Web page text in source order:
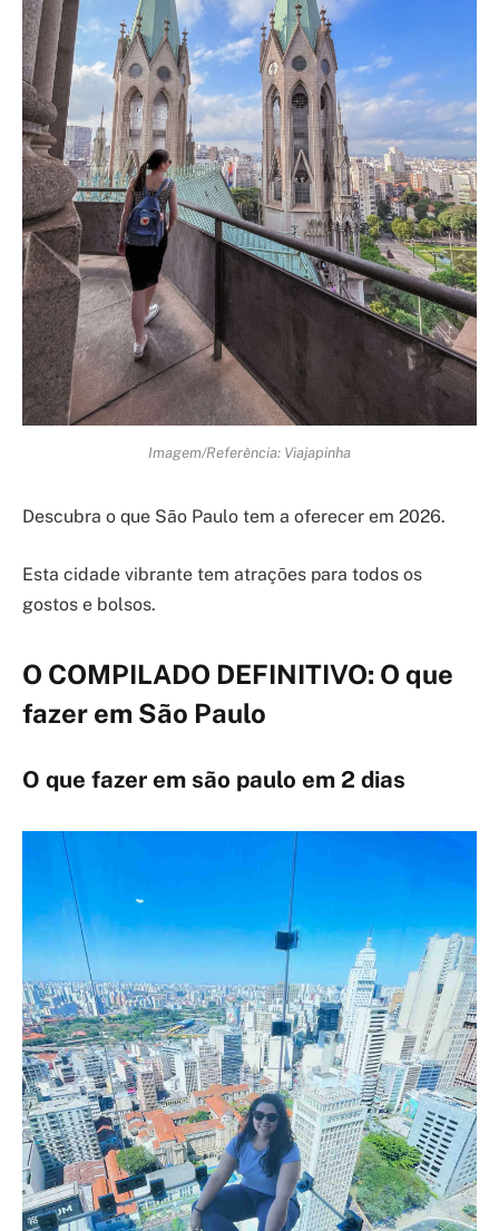
Imagem/Referência: Viajapinha
Descubra o que São Paulo tem a oferecer em 2026.
Esta cidade vibrante tem atrações para todos os
gostos e bolsos.
O COMPILADO DEFINITIVO: O que
fazer em São Paulo
O que fazer em são paulo em 2 dias